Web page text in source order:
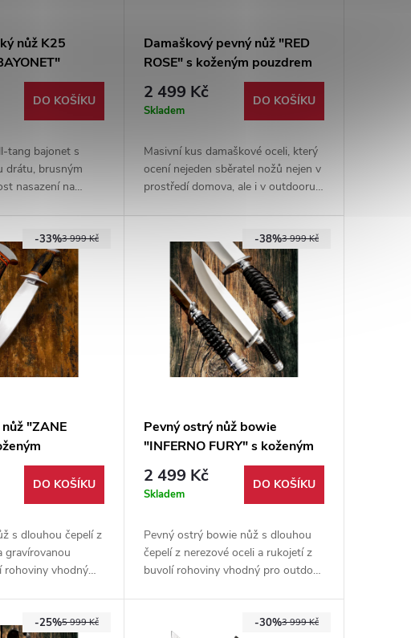
nůž K25
DO KOŠÍKU
tang bajonet s
drátu, brusným
nasazení na
Damaškový pevný nůž "RED
ROSE" s koženým pouzdrem
2 499 Kč
Skladem
DO KOŠÍKU
Masivní kus damaškové oceli, který
ocení nejeden sběratel nožů nejen v
prostředí domova, ale i v outdooru.
3 999 Kč
-33%
"ZANE
DO KOŠÍKU
s dlouhou čepelí z
gravírovanou
rohoviny vhodný
3 999 Kč
-38%
Pevný ostrý nůž bowie
"INFERNO FURY" s koženým
pouzdrem
2 499 Kč
Skladem
DO KOŠÍKU
Pevný ostrý bowie nůž s dlouhou
čepelí z nerezové oceli a rukojetí z
buvolí rohoviny vhodný pro outdoor
5 999 Kč
-25% 3 999 Kč
-30%